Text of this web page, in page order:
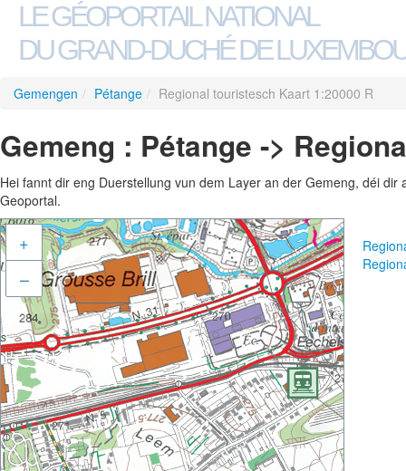
LE GÉOPORTAIL NATIONAL
DU GRAND-DUCHÉ DE
Gemengen / Pétange / Regional touristesch Kaart 1:20000 R
Gemeng : Pétange ->
Hei fannt dir eng Duerstellung vun dem Layer an der Gemeng, déi
Geoportal.
+
–